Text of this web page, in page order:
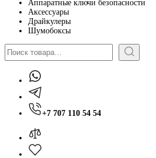
Аппаратные ключи безопасности
Аксессуары
Драйкулеры
Шумобоксы
Поиск
+7 707 110 54 54